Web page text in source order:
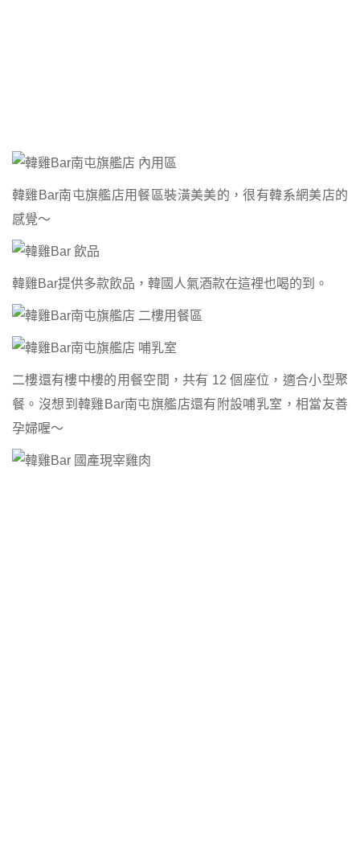
韓雞Bar南屯旗艦店用餐區裝潢美美的，很有韓系網美店的
感覺～
韓雞Bar提供多款飲品，韓國人氣酒款在這裡也喝的到。
二樓還有樓中樓的用餐空間，共有 12 個座位，適合小型聚
餐。沒想到韓雞Bar南屯旗艦店還有附設哺乳室，相當友善
孕婦喔～